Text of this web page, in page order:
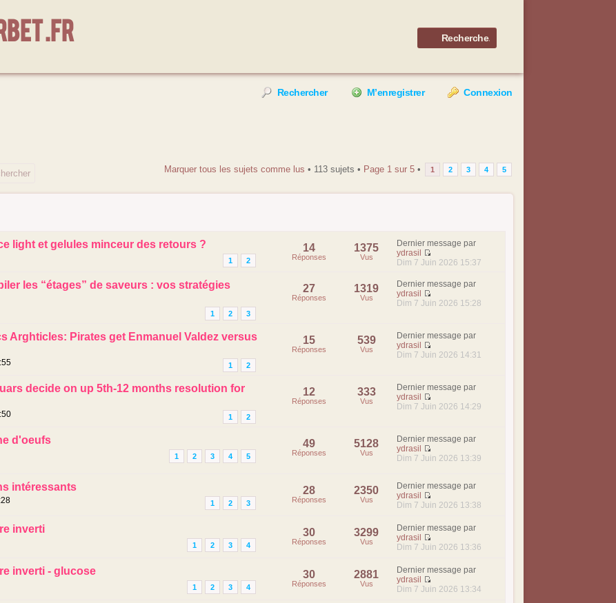
.fr
Connexion
M’enregistrer
Rechercher
Marquer tous les sujets comme lus • 113 sujets • Page 1sur 5• 1 2 3 4 5
light et gelules minceur des retours ?
1 2
14
Réponses
1375
Vus
Dernier message par
ydrasil
Dim 7 Juin 2026 15:37
les “étages” de saveurs : vos stratégies
1 2 3
27
Réponses
1319
Vus
Dernier message par
ydrasil
Dim 7 Juin 2026 15:28
Arghticles: Pirates get Enmanuel Valdez versus
1 2
15
Réponses
539
Vus
Dernier message par
ydrasil
Dim 7 Juin 2026 14:31
decide on up 5th-12 months resolution for
1 2
12
Réponses
333
Vus
Dernier message par
ydrasil
Dim 7 Juin 2026 14:29
d'oeufs
1 2 3 4 5
49
Réponses
5128
Vus
Dernier message par
ydrasil
Dim 7 Juin 2026 13:39
intéressants
1 2 3
28
Réponses
2350
Vus
Dernier message par
ydrasil
Dim 7 Juin 2026 13:38
inverti
1 2 3 4
30
Réponses
3299
Vus
Dernier message par
ydrasil
Dim 7 Juin 2026 13:36
inverti - glucose
1 2 3 4
30
Réponses
2881
Vus
Dernier message par
ydrasil
Dim 7 Juin 2026 13:34